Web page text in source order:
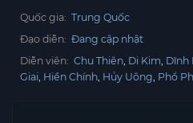
Quốc gia: Trung Quốc
Đạo diễn: Đang cập nhật
Diễn viên: Chu Thiên Di Kim Dĩnh
Giai Hiền Chính Hủy Uông Phổ